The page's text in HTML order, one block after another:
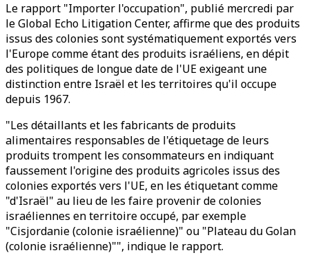
Le rapport "Importer l'occupation", publié mercredi par
le Global Echo Litigation Center, affirme que des produits
issus des colonies sont systématiquement exportés vers
l'Europe comme étant des produits israéliens, en dépit
des politiques de longue date de l'UE exigeant une
distinction entre Israël et les territoires qu'il occupe
depuis 1967.
"Les détaillants et les fabricants de produits
alimentaires responsables de l'étiquetage de leurs
produits trompent les consommateurs en indiquant
faussement l'origine des produits agricoles issus des
colonies exportés vers l'UE, en les étiquetant comme
"d'Israël" au lieu de les faire provenir de colonies
israéliennes en territoire occupé, par exemple
"Cisjordanie (colonie israélienne)" ou "Plateau du Golan
(colonie israélienne)"", indique le rapport.